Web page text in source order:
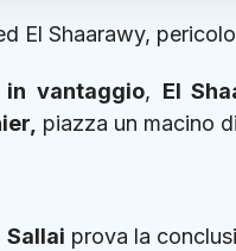
El Shaarawy,
in vantaggio, El
piazza un macino
Sallai prova la